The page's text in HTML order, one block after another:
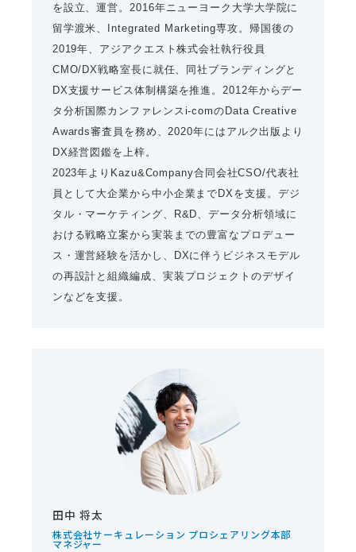
を設立、運営。2016年ニューヨーク大学大学院に
留学渡米、Integrated Marketing専攻。帰国後の
2019年、アジアクエスト株式会社執行役員
CMO/DX戦略室長に就任、同社ブランディングと
DX支援サービス体制構築を推進。2012年からデー
タ分析国際カンファレンスi-comのData Creative
Awards審査員を務め、2020年にはアルク出版より
DX経営図鑑を上梓。
2023年よりKazu&Company合同会社CSO/代表社
員として大企業から中小企業までDXを支援。デジ
タル・マーケティング、R&D、データ分析領域に
おける戦略立案から実装までの豊富なプロデュー
ス・運営経験を活かし、DXに伴うビジネスモデル
の再設計と組織編成、実装プロジェクトのデザイ
ンなどを支援。
田中 将太
株式会社サーキュレーション プロシェアリング本部
マネジャー